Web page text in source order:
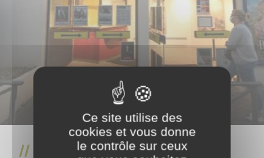
Cinéma Le Crystal Palace
Ce site utilise des
cookies et vous donne
le contrôle sur ceux